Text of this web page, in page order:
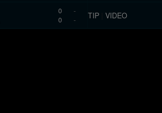
0
0
-
-
TIP VIDEO